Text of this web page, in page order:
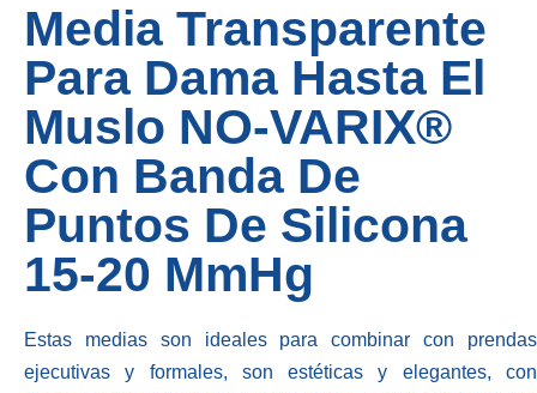
Media Transparente
Para Dama Hasta El
Muslo NO-VARIX®
Con Banda De
Puntos De Silicona
15-20 MmHg
Estas medias son ideales para combinar con prendas
ejecutivas y formales, son estéticas y elegantes, con